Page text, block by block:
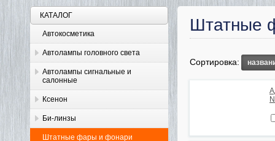
КАТАЛОГ
Автокосметика
Автолампы головного света
Автолампы сигнальные и
салонные
Ксенон
Би-линзы
Штатные фары и фонари
Штатные
Сортировка: